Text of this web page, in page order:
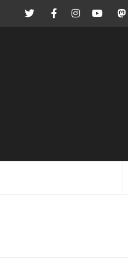
TwitterFacebookInstagramYoutube